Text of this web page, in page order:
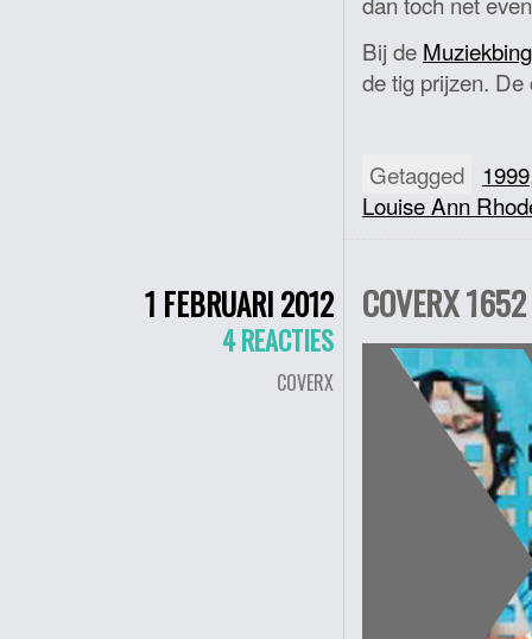
Bij de
de tig prijzen. De
Getagged 1999
Louise Ann
1 FEBRUARI 2012
4 REACTIES
COVERX
COVERX